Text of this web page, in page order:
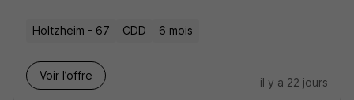
Holtzheim - 67 CDD 6 mois
Voir l’offre
il y a 22 jours